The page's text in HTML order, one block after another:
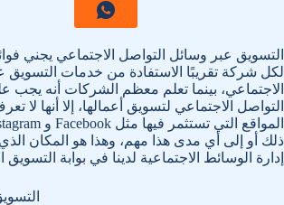
التسويق عبر وسائل التواصل الاجتماعي يجني
لكل شركة تقريبًا الاستفادة من خدمات التسويق
الاجتماعي، بينما تعلم معظم الشركات أنه يجب
التواصل الاجتماعي لتسويق أعمالها، إلا أنها لا
ذلك أو إلى أي مدى هذا مهم، وهذا هو المكان
إدارة الوسائط الاجتماعية لدينا في بوابة التسويق